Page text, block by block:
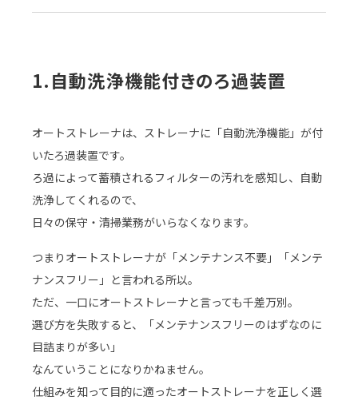
1.自動洗浄機能付きのろ過装置
オートストレーナは、ストレーナに「自動洗浄機能」が付
いたろ過装置です。
ろ過によって蓄積されるフィルターの汚れを感知し、自動
洗浄してくれるので、
日々の保守・清掃業務がいらなくなります。
つまりオートストレーナが「メンテナンス不要」「メンテ
ナンスフリー」と言われる所以。
ただ、一口にオートストレーナと言っても千差万別。
選び方を失敗すると、「メンテナンスフリーのはずなのに
目詰まりが多い」
なんていうことになりかねません。
仕組みを知って目的に適ったオートストレーナを正しく選